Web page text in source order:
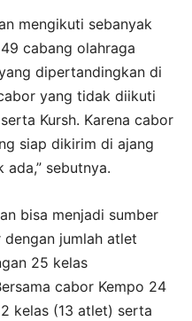
mengikuti sebanyak
cabang olahraga
dipertandingkan di
yang tidak diikuti
Kursh. Karena cabor
siap dikirim di ajang
ada,” sebutnya.
bisa menjadi sumber
jumlah atlet
25 kelas
cabor Kempo 24
kelas (13 atlet) serta